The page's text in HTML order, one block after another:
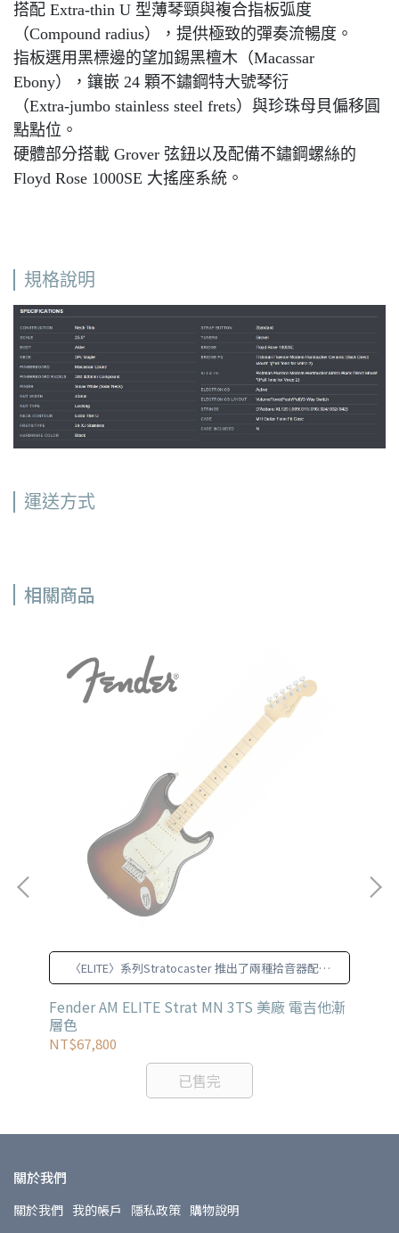
搭配 Extra-thin U 型薄琴頸與複合指板弧度
（Compound radius），提供極致的彈奏流暢度。
指板選用黑標邊的望加錫黑檀木（Macassar
Ebony），鑲嵌 24 顆不鏽鋼特大號琴衍
（Extra-jumbo stainless steel frets）與珍珠母貝偏移圓
點點位。
硬體部分搭載 Grover 弦鈕以及配備不鏽鋼螺絲的
Floyd Rose 1000SE 大搖座系統。
規格說明
運送方式
相關商品
〈ELITE〉系列Stratocaster 推出了兩種拾音器配置
版本：SSS（單單單）與HSS （單單雙）。
Fender AM ELITE Strat MN 3TS 美廠 電吉他漸
層色
NT$67,800
已售完
關於我們
關於我們 我的帳戶 隱私政策 購物說明